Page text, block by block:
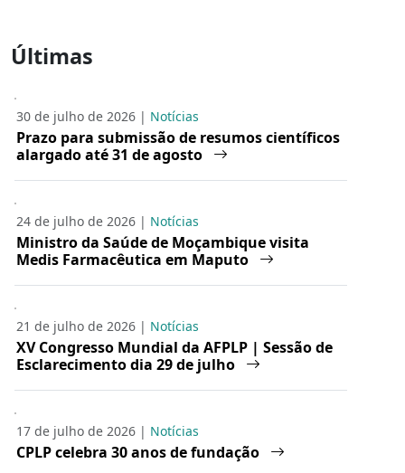
Últimas
30 de julho de 2026 | Notícias
Prazo para submissão de resumos científicos
alargado até 31 de agosto
24 de julho de 2026 | Notícias
Ministro da Saúde de Moçambique visita
Medis Farmacêutica em Maputo
21 de julho de 2026 | Notícias
XV Congresso Mundial da AFPLP | Sessão de
Esclarecimento dia 29 de julho
17 de julho de 2026 | Notícias
CPLP celebra 30 anos de fundação